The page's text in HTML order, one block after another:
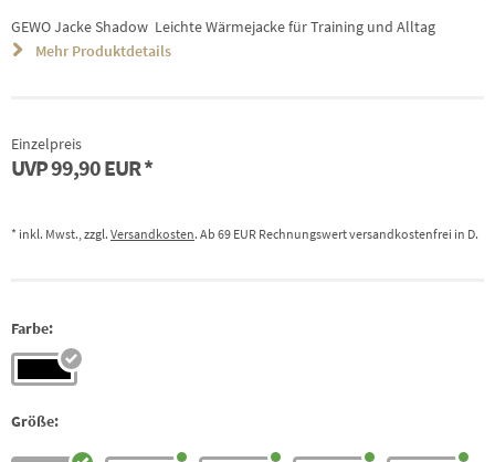
GEWO Jacke Shadow  Leichte Wärmejacke für Training und Alltag
Mehr Produktdetails
Einzelpreis
UVP99,90 EUR
* inkl. Mwst., zzgl. Versandkosten. Ab 69 EUR Rechnungswert versandkostenfrei in D.
Farbe:
Größe: